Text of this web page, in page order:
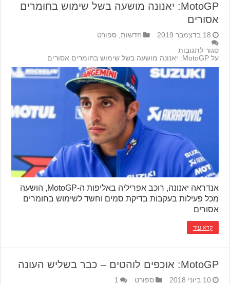
MotoGP: יאנונה מושעה בשל שימוש בחומרים
אסורים
18 בדצמבר 2019 חדשות,ספורט
סגור לתגובות
על MotoGP: יאנונה מושעה בשל שימוש בחומרים אסורים
אנדראה יאנונה, רוכב אפריליה באליפות ה-MotoGP, הושעה
מכל פעילות בעקבות בדיקת סמים וחשד לשימוש בחומרים
אסורים
קרא עוד
MotoGP: אוכפים לוהטים – כבר בשליש העונה
10 ביוני 2018 ספורט 1